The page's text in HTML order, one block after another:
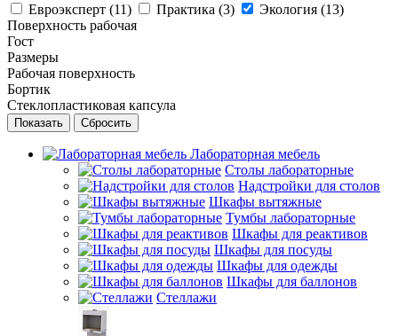
Евроэксперт (11) Практика (3) Экология (13)
Поверхность рабочая
Гост
Размеры
Рабочая поверхность
Бортик
Стеклопластиковая капсула
Сбросить
Лабораторная мебель
Столы лабораторные
Надстройки для столов
Шкафы вытяжные
Тумбы лабораторные
Шкафы для реактивов
Шкафы для посуды
Шкафы для одежды
Шкафы для баллонов
Стеллажи